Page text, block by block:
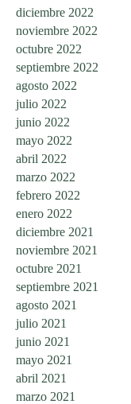
diciembre 2022
noviembre 2022
octubre 2022
septiembre 2022
agosto 2022
julio 2022
junio 2022
mayo 2022
abril 2022
marzo 2022
febrero 2022
enero 2022
diciembre 2021
noviembre 2021
octubre 2021
septiembre 2021
agosto 2021
julio 2021
junio 2021
mayo 2021
abril 2021
marzo 2021